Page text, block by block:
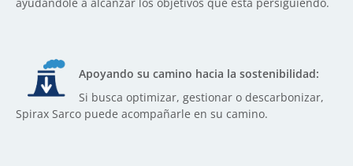
Apoyando su camino hacia la sostenibilidad:
Si busca optimizar, gestionar o descarbonizar,
Spirax Sarco puede acompañarle en su camino.